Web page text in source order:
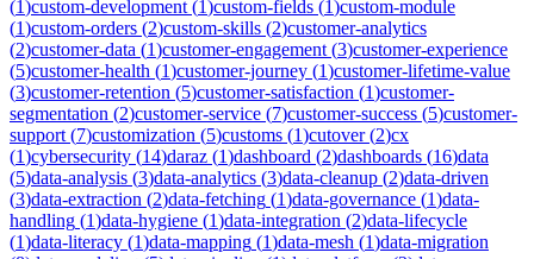
(1)custom-development (1)custom-fields (1)custom-module
(1)custom-orders (2)custom-skills (2)customer-analytics
(2)customer-data (1)customer-engagement (3)customer-experience
(5)customer-health (1)customer-journey (1)customer-lifetime-value
(3)customer-retention (5)customer-satisfaction (1)customer-
segmentation (2)customer-service (7)customer-success (5)customer-
support (7)customization (5)customs (1)cutover(2)cx
(1)cybersecurity (14)daraz (1)dashboard (2)dashboards (16)data
(5)data-analysis (3)data-analytics (3)data-cleanup (2)data-driven
(3)data-extraction (2)data-fetching (1)data-governance (1)data-
handling (1)data-hygiene (1)data-integration (2)data-lifecycle
(1)data-literacy (1)data-mapping (1)data-mesh (1)data-migration